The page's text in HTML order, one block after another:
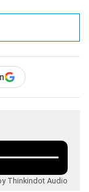
Thinkindot Audio